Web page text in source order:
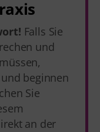
Falls Sie
und
beginnen
Sie
an der